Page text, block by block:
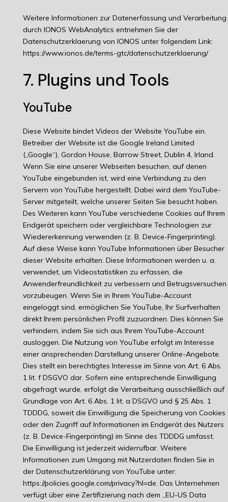
Weitere Informationen zur Datenerfassung und Verarbeitung
durch IONOS WebAnalytics entnehmen Sie der
Datenschutzerklaerung von IONOS unter folgendem Link:
https://www.ionos.de/terms-gtc/datenschutzerklaerung/
7. Plugins und Tools
YouTube
Diese Website bindet Videos der Website YouTube ein.
Betreiber der Website ist die Google Ireland Limited
(„Google“), Gordon House, Barrow Street, Dublin 4, Irland.
Wenn Sie eine unserer Webseiten besuchen, auf denen
YouTube eingebunden ist, wird eine Verbindung zu den
Servern von YouTube hergestellt. Dabei wird dem YouTube-
Server mitgeteilt, welche unserer Seiten Sie besucht haben.
Des Weiteren kann YouTube verschiedene Cookies auf Ihrem
Endgerät speichern oder vergleichbare Technologien zur
Wiedererkennung verwenden (z. B. Device-Fingerprinting).
Auf diese Weise kann YouTube Informationen über Besucher
dieser Website erhalten. Diese Informationen werden u. a.
verwendet, um Videostatistiken zu erfassen, die
Anwenderfreundlichkeit zu verbessern und Betrugsversuchen
vorzubeugen. Wenn Sie in Ihrem YouTube-Account
eingeloggt sind, ermöglichen Sie YouTube, Ihr Surfverhalten
direkt Ihrem persönlichen Profil zuzuordnen. Dies können Sie
verhindern, indem Sie sich aus Ihrem YouTube-Account
ausloggen. Die Nutzung von YouTube erfolgt im Interesse
einer ansprechenden Darstellung unserer Online-Angebote.
Dies stellt ein berechtigtes Interesse im Sinne von Art. 6 Abs.
1 lit. f DSGVO dar. Sofern eine entsprechende Einwilligung
abgefragt wurde, erfolgt die Verarbeitung ausschließlich auf
Grundlage von Art. 6 Abs. 1 lit. a DSGVO und § 25 Abs. 1
TDDDG, soweit die Einwilligung die Speicherung von Cookies
oder den Zugriff auf Informationen im Endgerät des Nutzers
(z. B. Device-Fingerprinting) im Sinne des TDDDG umfasst.
Die Einwilligung ist jederzeit widerrufbar. Weitere
Informationen zum Umgang mit Nutzerdaten finden Sie in
der Datenschutzerklärung von YouTube unter:
https://policies.google.com/privacy?hl=de. Das Unternehmen
verfügt über eine Zertifizierung nach dem „EU-US Data